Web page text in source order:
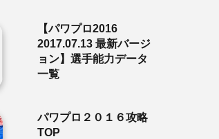
【パワプロ2016
2017.07.13 最新バージ
ョン】選手能力データ
一覧
パワプロ２０１６攻略
TOP